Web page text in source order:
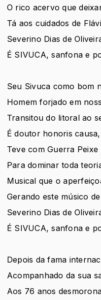
O rico acervo que
Tá aos cuidados de
Severino Dias de
É SIVUCA, sanfona e
Seu Sivuca como bom
Homem forjado em
Transitou do litoral ao
É doutor honoris
Teve com Guerra
Para dominar toda
Musical que o
Gerando este músico
Severino Dias de
É SIVUCA, sanfona e
Depois da fama
Acompanhado da sua
Aos 76 anos